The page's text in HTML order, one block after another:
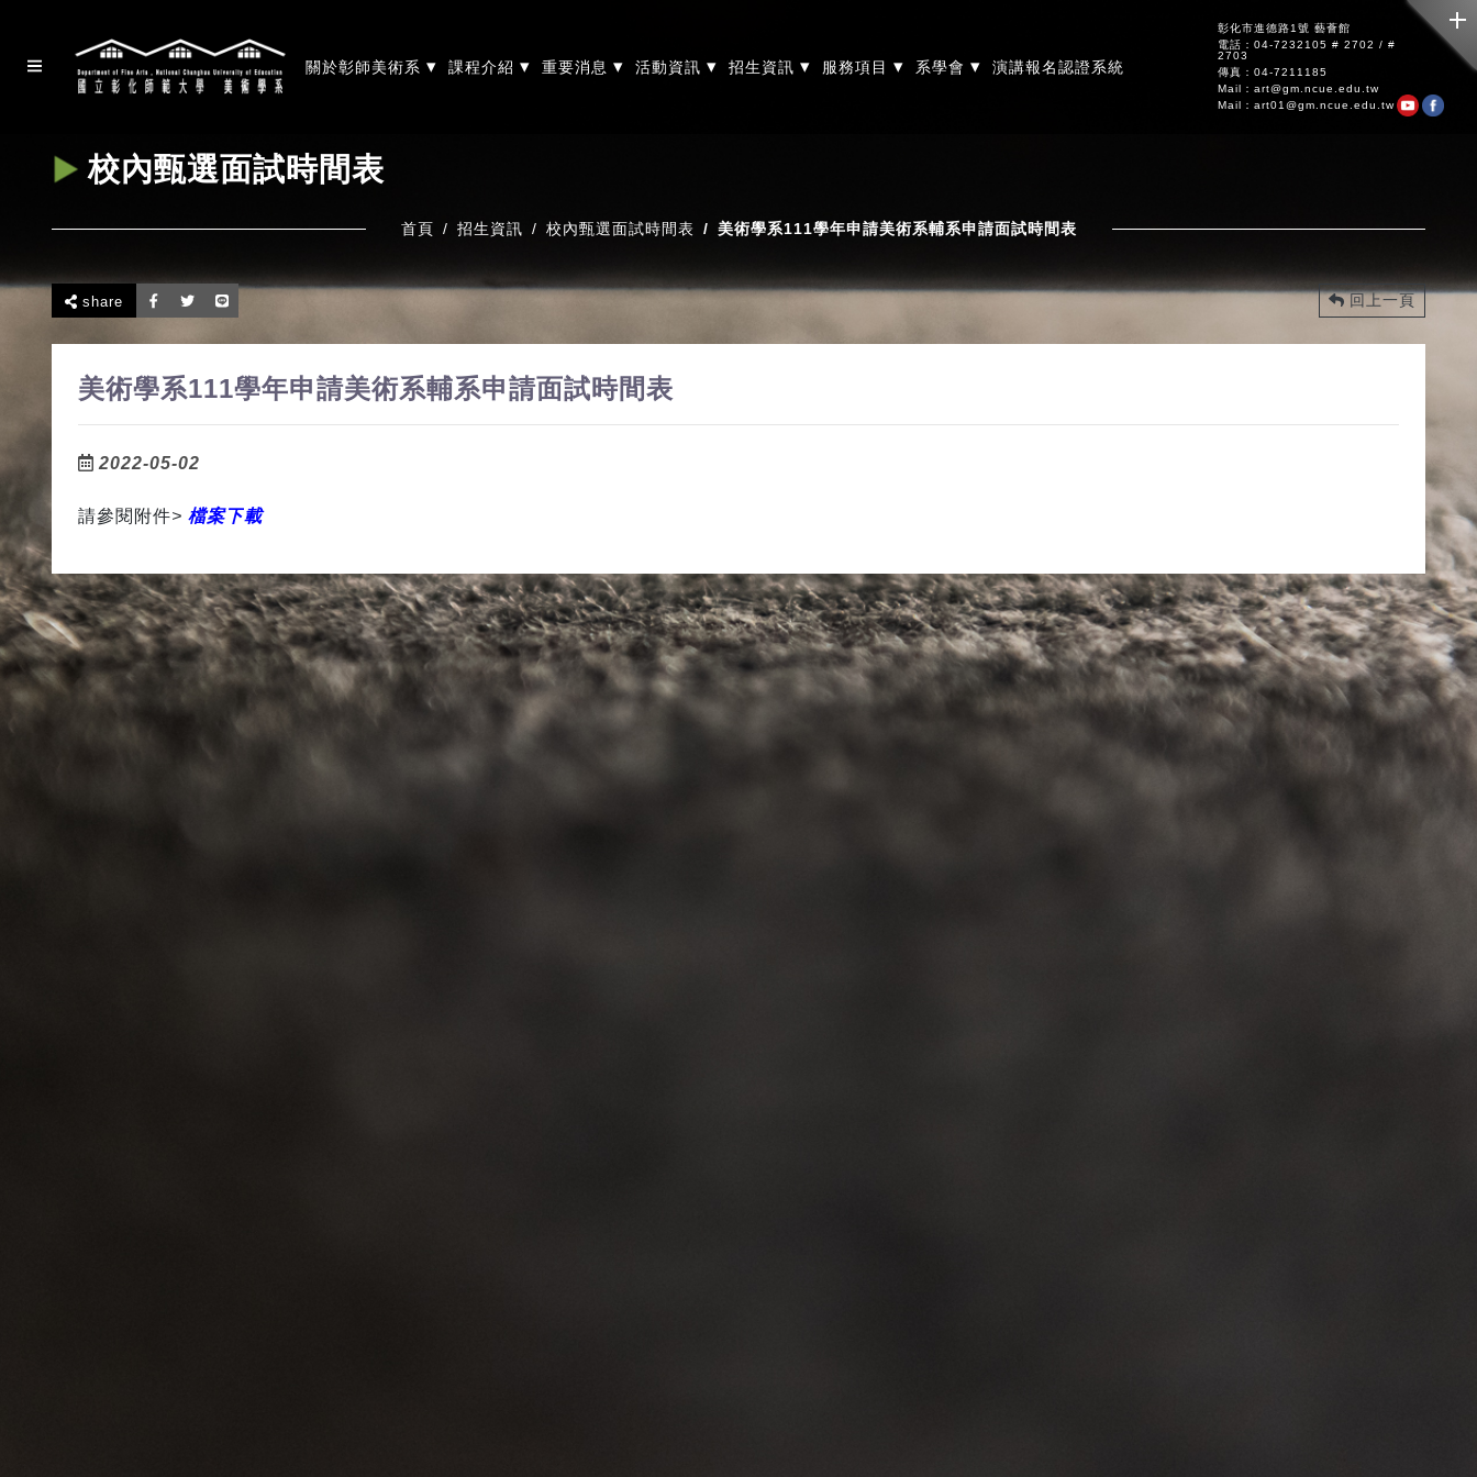
關於彰師美術系 ▾ 課程介紹 ▾ 重要消息 ▾ 活動資訊 ▾ 招生資訊 ▾ 服務項目 ▾ 系學會 ▾ 演講報名認證系統
彰化市進德路1號 藝薈館
電話：04-7232105 # 2702 / #
2703
傳真：04-7211185
Mail：art@gm.ncue.edu.tw
Mail：art01@gm.ncue.edu.tw
校內甄選面試時間表
首頁 招生資訊 校內甄選面試時間表 美術學系111學年申請美術系輔系申請面試時間表
share 回上一頁
美術學系111學年申請美術系輔系申請面試時間表
2022-05-02
請參閱附件> 檔案下載